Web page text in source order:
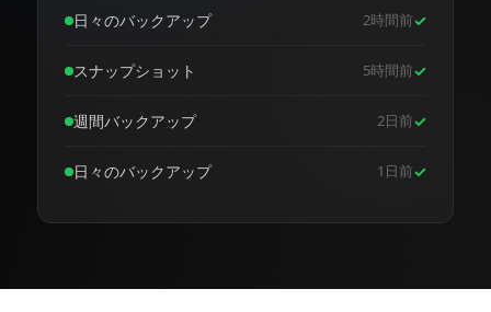
日々のバックアップ 2時間前✓
スナップショット 5時間前✓
週間バックアップ 2日前✓
日々のバックアップ 1日前✓